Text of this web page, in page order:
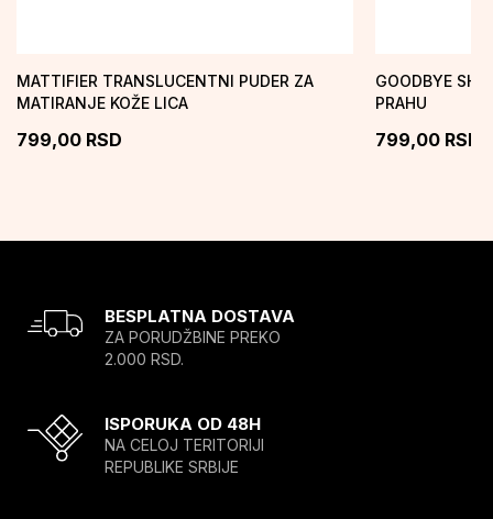
MATTIFIER TRANSLUCENTNI PUDER ZA
MATIRANJE KOŽE LICA
799,00 RSD
GOODBYE
PRAHU
799,00 RSD
BESPLATNA DOSTAVA
ZA PORUDŽBINE PREKO
2.000 RSD.
ISPORUKA OD 48H
NA CELOJ TERITORIJI
REPUBLIKE SRBIJE